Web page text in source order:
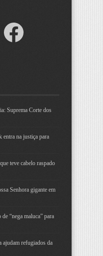
Suprema Corte dos
na justiça para
teve cabelo raspado
Senhora gigante em
“nega maluca” para
ajudam refugiados da